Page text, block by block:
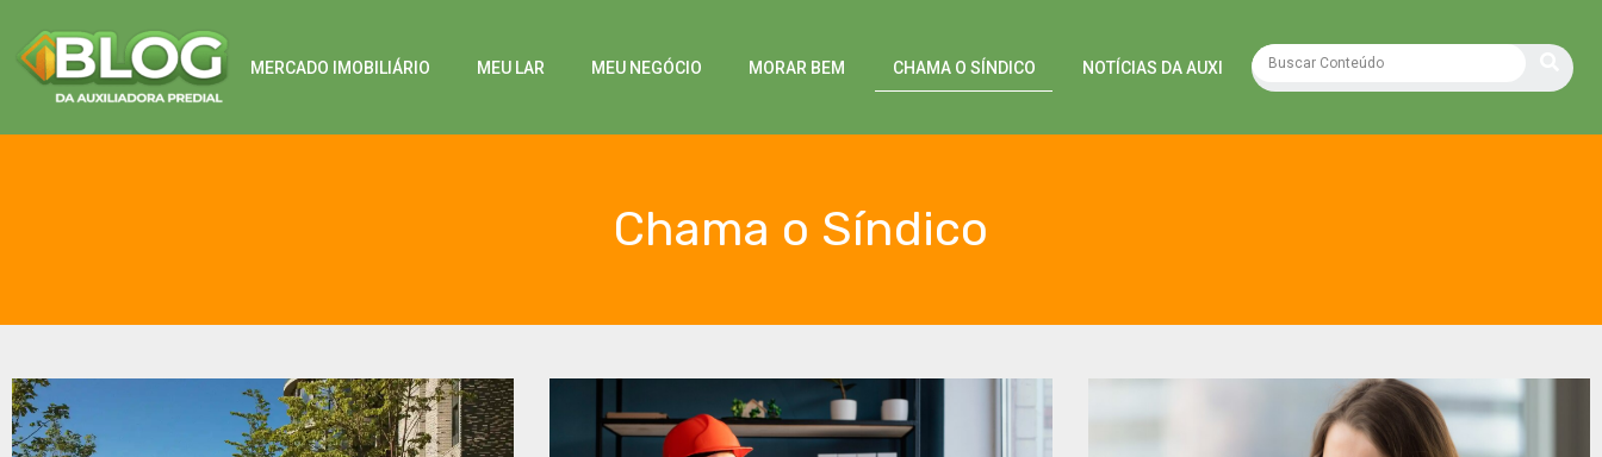
MERCADO IMOBILIÁRIO MEU LAR MEU NEGÓCIO MORAR BEM CHAMA O SÍNDICO NOTÍCIAS DA AUXI
Chama o Síndico